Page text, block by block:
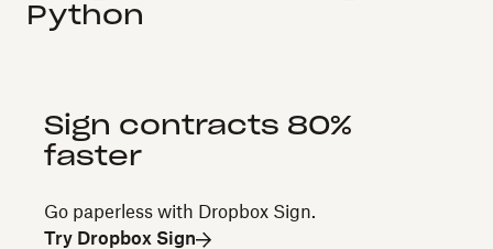
Python
Sign contracts 80%
faster
Go paperless with Dropbox Sign.
Try Dropbox Sign